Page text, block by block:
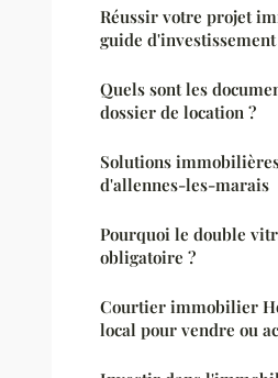
Réussir votre projet
guide d'investissement
Quels sont les
dossier de location ?
Solutions
d'allennes-les-marais
Pourquoi le double
obligatoire ?
Courtier immobilier
local pour vendre ou